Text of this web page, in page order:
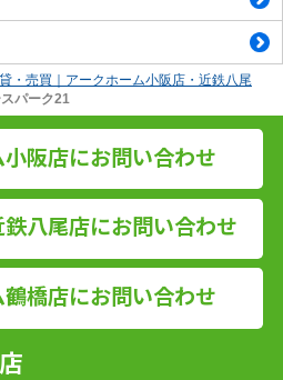
・売買｜アークホーム小阪店・近鉄八尾
パーク21
阪店にお問い合わせ
八尾店にお問い合わせ
橋店にお問い合わせ